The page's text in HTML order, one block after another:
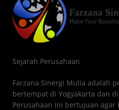
Sejarah Perusahaan
Farzana Sinergi Mulia adalah
bertempat di Yogyakarta dan
Perusahaan ini bertujuan agar